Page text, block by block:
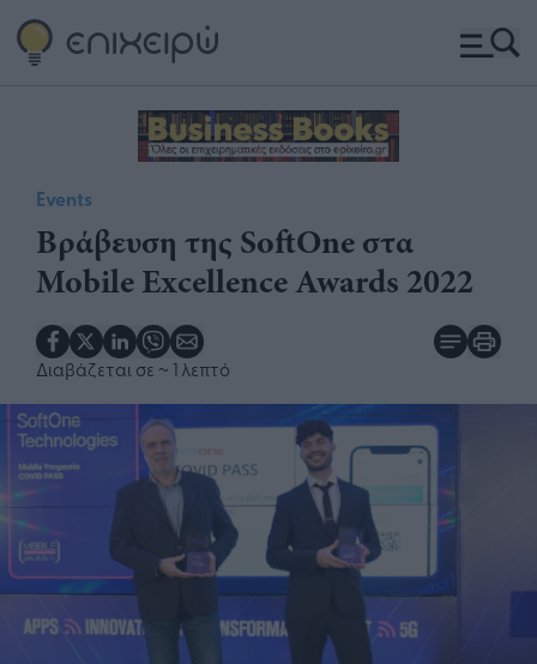
Events
Βράβευση της SoftOne στα
Mobile Excellence Awards 2022
Διαβάζεται σε ~ 1 λεπτό